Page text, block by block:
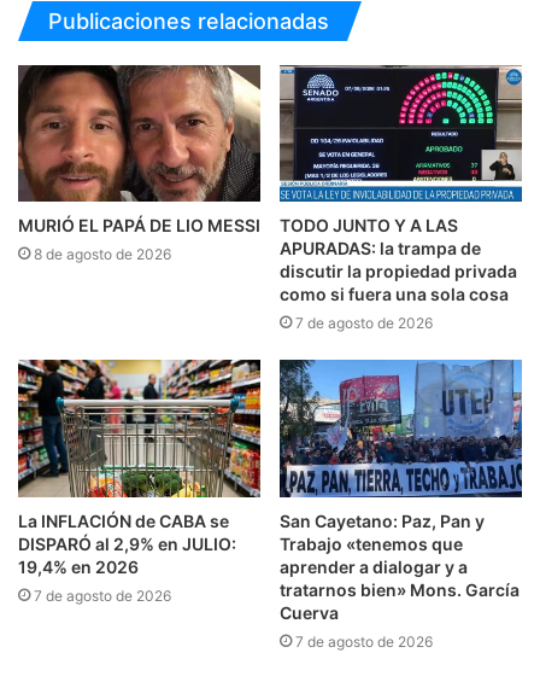
Publicaciones relacionadas
MURIÓ EL PAPÁ DE LIO MESSI
8 de agosto de 2026
TODO JUNTO Y A LAS
APURADAS: la trampa de
discutir la propiedad privada
como si fuera una sola cosa
7 de agosto de 2026
La INFLACIÓN de CABA se
DISPARÓ al 2,9% en JULIO:
19,4% en 2026
7 de agosto de 2026
San Cayetano: Paz, Pan y
Trabajo «tenemos que
aprender a dialogar y a
tratarnos bien» Mons. García
Cuerva
7 de agosto de 2026